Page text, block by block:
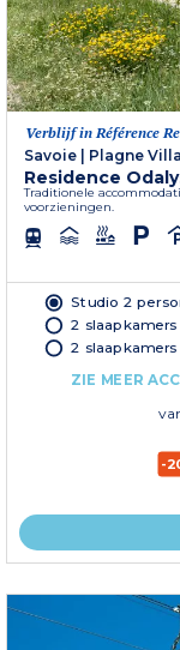
Verblijf in Référence
Savoie
Plagne
Residence
Traditionele
voorzieningen.
Studio 2
2
2
ZIE MEER
-